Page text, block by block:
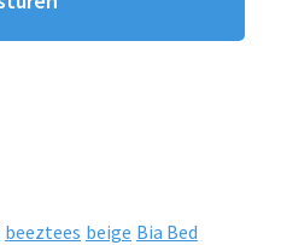
beeztees beige Bia Bed